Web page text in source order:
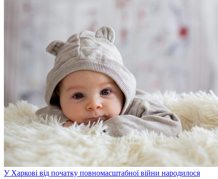
У Харкові від початку повномасштабної війни народилося